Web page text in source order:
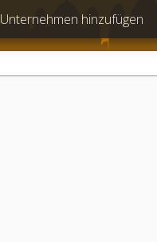
Unternehmen hinzufügen